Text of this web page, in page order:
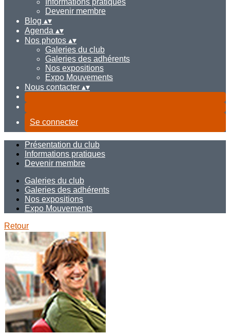
Informations pratiques
Devenir membre
Blog ▴▾
Agenda ▴▾
Nos photos ▴▾
Galeries du club
Galeries des adhérents
Nos expositions
Expo Mouvements
Nous contacter ▴▾
Se connecter
Présentation du club
Informations pratiques
Devenir membre
Galeries du club
Galeries des adhérents
Nos expositions
Expo Mouvements
Retour